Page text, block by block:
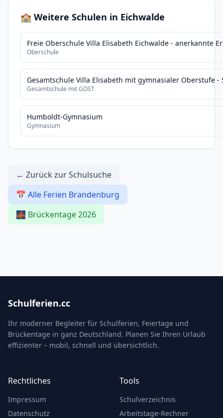
🏫 Weitere Schulen in Eichwalde
Freie Oberschule Villa Elisabeth Eichwalde - anerkannte
Oberschule
Gesamtschule Villa Elisabeth mit gymnasialer Oberstufe
Gesamtschule mit GOST
Humboldt-Gymnasium
Gymnasium
← Zurück zur Schulsuche
📅 Alle Ferien Brandenburg
🌉 Brückentage 2026
Schulferien.cc
Ihr moderner Begleiter für Schulferien, Feiertage und
Brückentage in ganz Deutschland. Planen Sie Ihren Urlaub
effizienter – mobil, schnell und übersichtlich.
Rechtliches
Impressum
Datenschutz
Tools
Schulverzeichnis
Arbeitstage-Rechner